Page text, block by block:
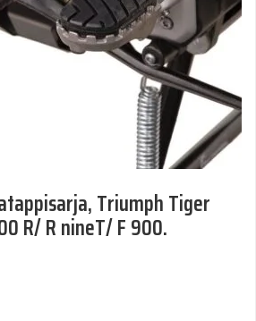
Triumph Tiger
R/ R nineT/ F 900.